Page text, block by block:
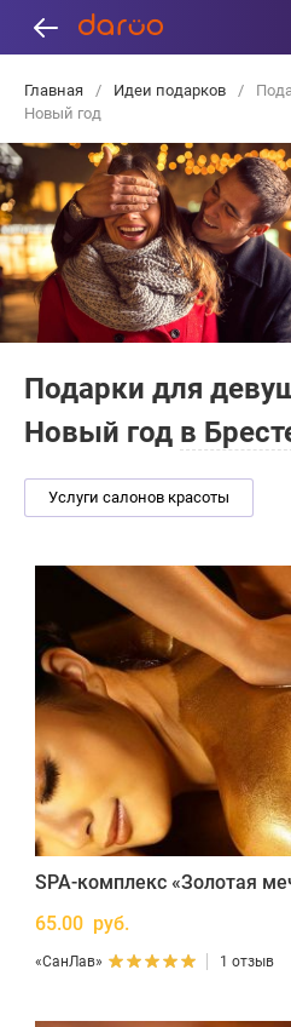
Главная / Идеи подарков /
Новый год
Подарки для
Новый год в
Услуги салонов красоты
SPA-комплекс «Золотая
65.00 руб.
«СанЛав» 1 отзыв